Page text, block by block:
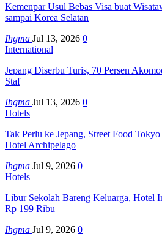
Kemenpar Usul Bebas Visa buat
sampai Korea Selatan
Ihgma Jul 13, 2026 0
International
Jepang Diserbu Turis, 70 Persen
Staf
Ihgma Jul 13, 2026 0
Hotels
Tak Perlu ke Jepang, Street Food
Hotel Archipelago
Ihgma Jul 9, 2026 0
Hotels
Libur Sekolah Bareng Keluarga, Hotel
Rp 199 Ribu
Ihgma Jul 9, 2026 0